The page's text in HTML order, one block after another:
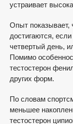
устраивает
Опыт показывает,
достигаются,
четвертый день,
Помимо
тестостерон
других форм.
По словам
меньшее
тестостерон